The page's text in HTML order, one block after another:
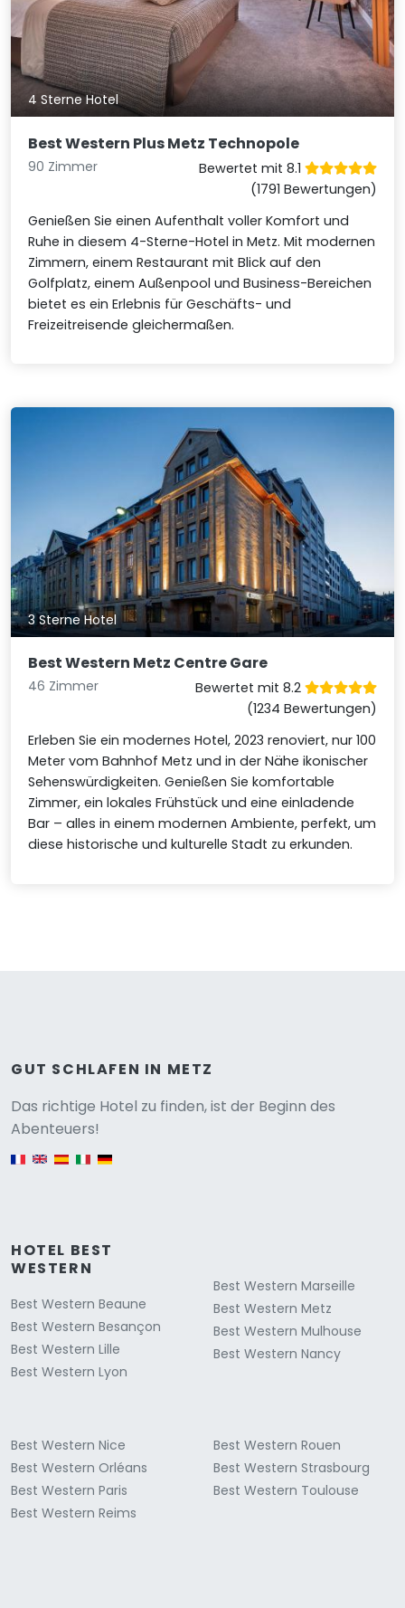
4 Sterne Hotel
Best Western Plus Metz Technopole
90 Zimmer
Bewertet mit 8.1
(1791 Bewertungen)
Genießen Sie einen Aufenthalt voller Komfort und
Ruhe in diesem 4-Sterne-Hotel in Metz. Mit modernen
Zimmern, einem Restaurant mit Blick auf den
Golfplatz, einem Außenpool und Business-Bereichen
bietet es ein Erlebnis für Geschäfts- und
Freizeitreisende gleichermaßen.
3 Sterne Hotel
Best Western Metz Centre Gare
46 Zimmer
Bewertet mit 8.2
(1234 Bewertungen)
Erleben Sie ein modernes Hotel, 2023 renoviert, nur 100
Meter vom Bahnhof Metz und in der Nähe ikonischer
Sehenswürdigkeiten. Genießen Sie komfortable
Zimmer, ein lokales Frühstück und eine einladende
Bar – alles in einem modernen Ambiente, perfekt, um
diese historische und kulturelle Stadt zu erkunden.
GUT SCHLAFEN IN METZ
Das richtige Hotel zu finden, ist der Beginn des
Abenteuers!
HOTEL BEST
WESTERN
Best Western Beaune
Best Western Besançon
Best Western Lille
Best Western Lyon
Best Western Marseille
Best Western Metz
Best Western Mulhouse
Best Western Nancy
Best Western Nice
Best Western Orléans
Best Western Paris
Best Western Reims
Best Western Rouen
Best Western Strasbourg
Best Western Toulouse